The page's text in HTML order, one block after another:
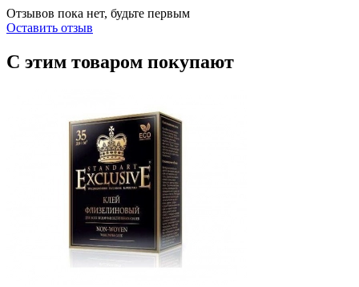
Отзывов пока нет, будьте первым
Оставить отзыв
С этим товаром покупают